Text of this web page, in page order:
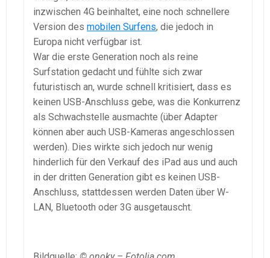
inzwischen 4G beinhaltet, eine noch schnellere
Version des mobilen Surfens, die jedoch in
Europa nicht verfügbar ist.
War die erste Generation noch als reine
Surfstation gedacht und fühlte sich zwar
futuristisch an, wurde schnell kritisiert, dass es
keinen USB-Anschluss gebe, was die Konkurrenz
als Schwachstelle ausmachte (über Adapter
können aber auch USB-Kameras angeschlossen
werden). Dies wirkte sich jedoch nur wenig
hinderlich für den Verkauf des iPad aus und auch
in der dritten Generation gibt es keinen USB-
Anschluss, stattdessen werden Daten über W-
LAN, Bluetooth oder 3G ausgetauscht.